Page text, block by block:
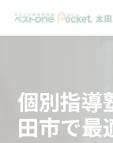
個別指導
田市で最